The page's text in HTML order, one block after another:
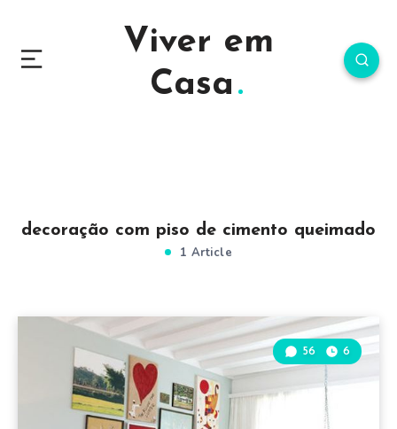
Viver em
Casa
decoração com piso de cimento queimado
1 Article
56 6